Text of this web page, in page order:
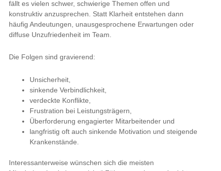
fällt es vielen schwer, schwierige Themen offen und
konstruktiv anzusprechen. Statt Klarheit entstehen dann
häufig Andeutungen, unausgesprochene Erwartungen oder
diffuse Unzufriedenheit im Team.
Die Folgen sind gravierend:
Unsicherheit,
sinkende Verbindlichkeit,
verdeckte Konflikte,
Frustration bei Leistungsträgern,
Überforderung engagierter Mitarbeitender und
langfristig oft auch sinkende Motivation und steigende
Krankenstände.
Interessanterweise wünschen sich die meisten